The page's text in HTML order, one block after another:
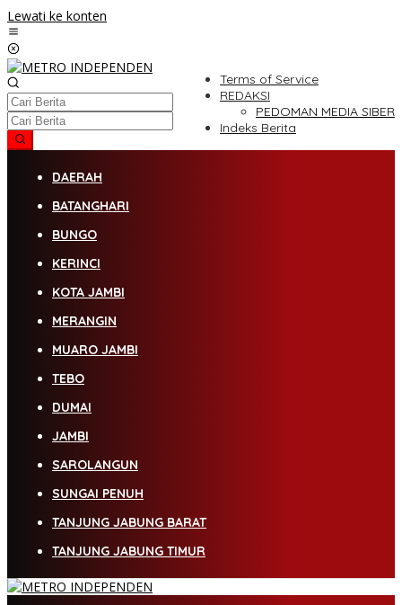
Lewati ke konten
Terms of Service
REDAKSI
PEDOMAN MEDIA SIBER
Indeks Berita
DAERAH
BATANGHARI
BUNGO
KERINCI
KOTA JAMBI
MERANGIN
MUARO JAMBI
TEBO
DUMAI
JAMBI
SAROLANGUN
SUNGAI PENUH
TANJUNG JABUNG BARAT
TANJUNG JABUNG TIMUR